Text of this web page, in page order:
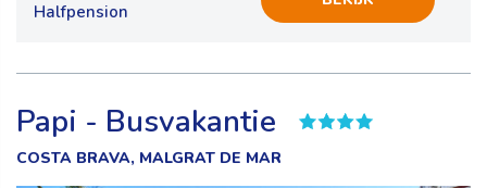
Halfpension
Papi - Busvakantie
COSTA BRAVA, MALGRAT DE MAR